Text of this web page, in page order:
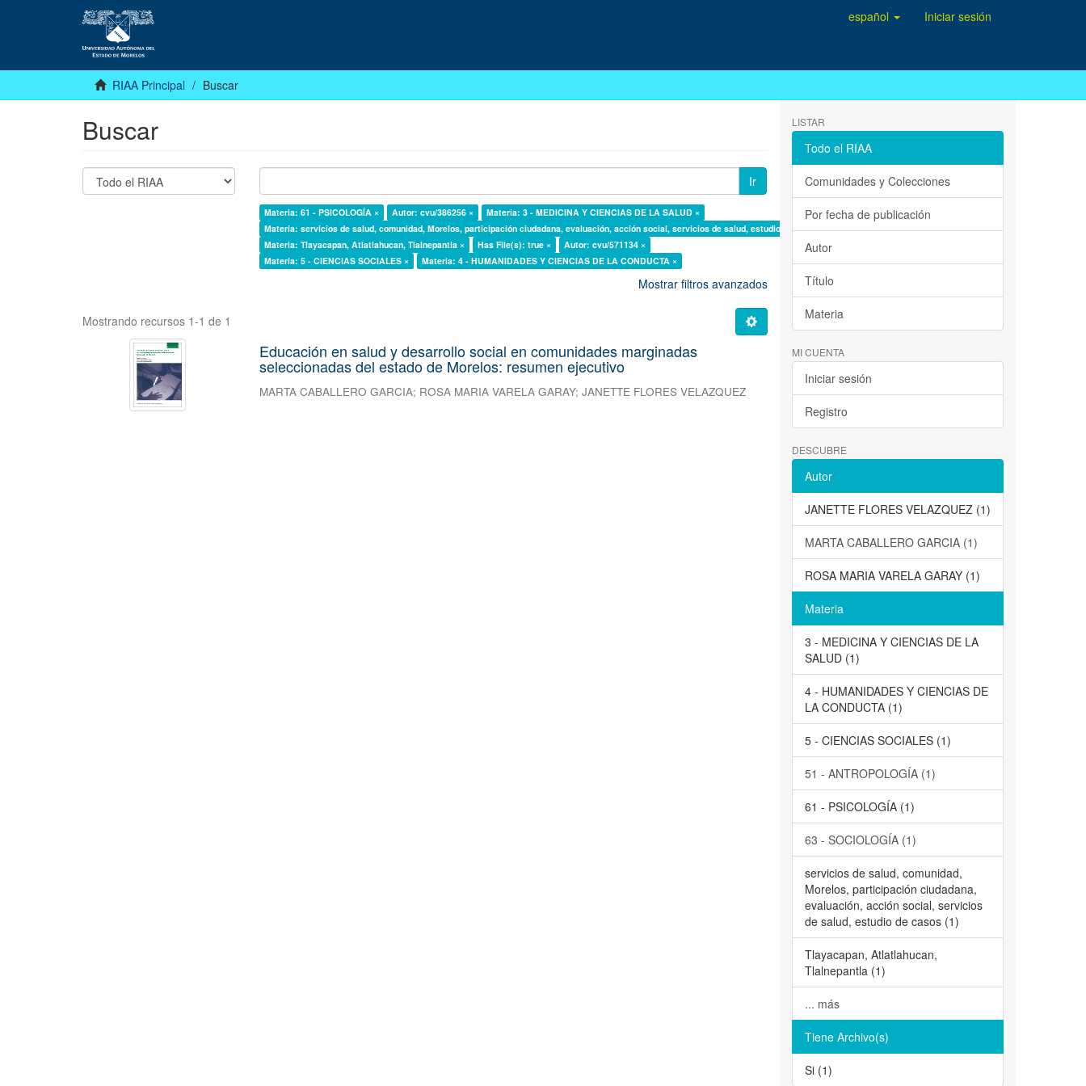
español Iniciar sesión
RIAA Principal Buscar
Buscar
Ir
Materia: 61 - PSICOLOGÍA × Autor: cvu/386256 ×
Materia: 3 - MEDICINA Y CIENCIAS DE LA SALUD ×
Materia: servicios de salud, comunidad, Morelos, participación ciudadana, evaluación, acción social, servicios de salud, estudio de casos ×
Materia: Tlayacapan, Atlatlahucan, Tlalnepantla ×
Has File(s): true ×
Autor: cvu/571134 ×
Materia: 5 - CIENCIAS SOCIALES ×
Materia: 4 - HUMANIDADES Y CIENCIAS DE LA CONDUCTA ×
Mostrar filtros avanzados
Mostrando recursos 1-1 de 1
Educación en salud y desarrollo social en comunidades marginadas
seleccionadas del estado de Morelos: resumen ejecutivo
MARTA CABALLERO GARCIA; ROSA MARIA VARELA GARAY;JANETTE FLORES VELAZQUEZ
LISTAR
Todo el RIAA
Comunidades y Colecciones
Por fecha de publicación
Autor
Título
Materia
MI CUENTA
Iniciar sesión
Registro
DESCUBRE
Autor
JANETTE FLORES VELAZQUEZ (1)
MARTA CABALLERO GARCIA (1)
ROSA MARIA VARELA GARAY (1)
Materia
3 - MEDICINA Y CIENCIAS DE LA
SALUD (1)
4 - HUMANIDADES Y CIENCIAS DE
LA CONDUCTA (1)
5 - CIENCIAS SOCIALES (1)
51 - ANTROPOLOGÍA (1)
61 - PSICOLOGÍA (1)
63 - SOCIOLOGÍA (1)
servicios de salud, comunidad,
Morelos, participación ciudadana,
evaluación, acción social, servicios
de salud, estudio de casos (1)
Tlayacapan, Atlatlahucan,
Tlalnepantla (1)
... más
Tiene Archivo(s)
Si (1)